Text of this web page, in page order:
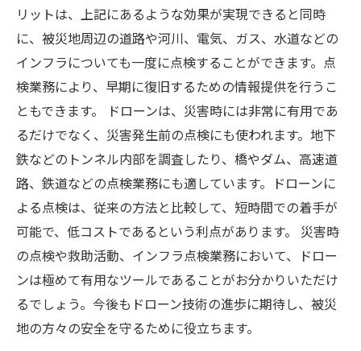
リットは、上記にあるような効果が実現できると同時
に、被災地周辺の道路や河川、電気、ガス、水道などの
インフラについても一度に点検することができます。点
検業務により、早期に復旧するための情報提供を行うこ
ともできます。 ドローンは、災害時には非常に有用であ
るだけでなく、災害発生前の点検にも使われます。地下
鉄などのトンネル内部を調査したり、橋やダム、高速道
路、鉄道などの点検業務にも適しています。ドローンに
よる点検は、従来の方法と比較して、短時間での着手が
可能で、低コストであるという利点があります。 災害時
の点検や救助活動、インフラ点検業務において、ドロー
ンは極めて有用なツールであることがお分かりいただけ
るでしょう。今後もドローン技術の進歩に期待し、被災
地の方々の安全を守るために役立ちます。